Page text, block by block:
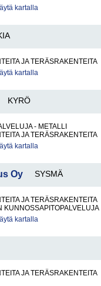
kartalla
JA TERÄSRAKENTEITA
kartalla
KYRÖ
- METALLI
JA TERÄSRAKENTEITA
kartalla
Oy SYSMÄ
JA TERÄSRAKENTEITA
KUNNOSSAPITOPALVELUJA
kartalla
JA TERÄSRAKENTEITA